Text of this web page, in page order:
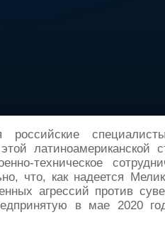
латиноамериканской
техническое
что, как надеется
агрессий против
в мае 2020